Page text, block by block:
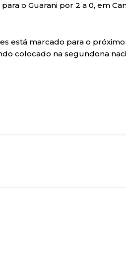
o Guarani por 2 a 0, em
está marcado para o próximo
colocado na segundona